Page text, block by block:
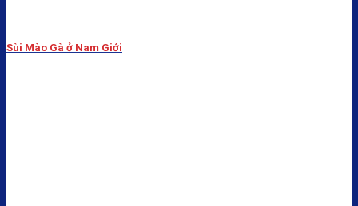
Sùi Mào Gà ở Nam Giới